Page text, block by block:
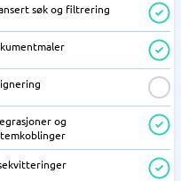
søk og filtrering
og